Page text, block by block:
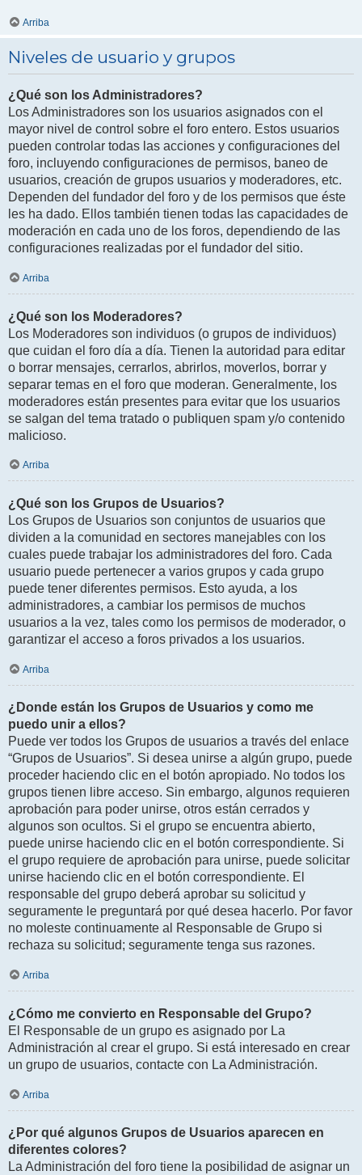
Arriba
Niveles de usuario y grupos
¿Qué son los Administradores?
Los Administradores son los usuarios asignados con el
mayor nivel de control sobre el foro entero. Estos usuarios
pueden controlar todas las acciones y configuraciones del
foro, incluyendo configuraciones de permisos, baneo de
usuarios, creación de grupos usuarios y moderadores, etc.
Dependen del fundador del foro y de los permisos que éste
les ha dado. Ellos también tienen todas las capacidades de
moderación en cada uno de los foros, dependiendo de las
configuraciones realizadas por el fundador del sitio.
Arriba
¿Qué son los Moderadores?
Los Moderadores son individuos (o grupos de individuos)
que cuidan el foro día a día. Tienen la autoridad para editar
o borrar mensajes, cerrarlos, abrirlos, moverlos, borrar y
separar temas en el foro que moderan. Generalmente, los
moderadores están presentes para evitar que los usuarios
se salgan del tema tratado o publiquen spam y/o contenido
malicioso.
Arriba
¿Qué son los Grupos de Usuarios?
Los Grupos de Usuarios son conjuntos de usuarios que
dividen a la comunidad en sectores manejables con los
cuales puede trabajar los administradores del foro. Cada
usuario puede pertenecer a varios grupos y cada grupo
puede tener diferentes permisos. Esto ayuda, a los
administradores, a cambiar los permisos de muchos
usuarios a la vez, tales como los permisos de moderador, o
garantizar el acceso a foros privados a los usuarios.
Arriba
¿Donde están los Grupos de Usuarios y como me
puedo unir a ellos?
Puede ver todos los Grupos de usuarios a través del enlace
“Grupos de Usuarios”. Si desea unirse a algún grupo, puede
proceder haciendo clic en el botón apropiado. No todos los
grupos tienen libre acceso. Sin embargo, algunos requieren
aprobación para poder unirse, otros están cerrados y
algunos son ocultos. Si el grupo se encuentra abierto,
puede unirse haciendo clic en el botón correspondiente. Si
el grupo requiere de aprobación para unirse, puede solicitar
unirse haciendo clic en el botón correspondiente. El
responsable del grupo deberá aprobar su solicitud y
seguramente le preguntará por qué desea hacerlo. Por favor
no moleste continuamente al Responsable de Grupo si
rechaza su solicitud; seguramente tenga sus razones.
Arriba
¿Cómo me convierto en Responsable del Grupo?
El Responsable de un grupo es asignado por La
Administración al crear el grupo. Si está interesado en crear
un grupo de usuarios, contacte con La Administración.
Arriba
¿Por qué algunos Grupos de Usuarios aparecen en
diferentes colores?
La Administración del foro tiene la posibilidad de asignar un